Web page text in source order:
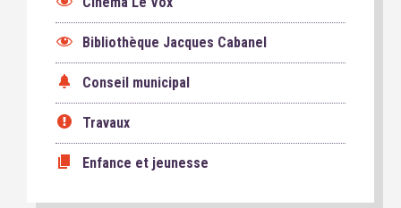
Bibliothèque Jacques Cabanel
Conseil municipal
Travaux
Enfance et jeunesse